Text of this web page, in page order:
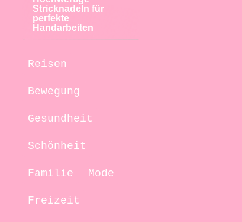
Stricknadeln für
perfekte
Handarbeiten
Reisen
Bewegung
Gesundheit
Schönheit
Familie Mode
Freizeit